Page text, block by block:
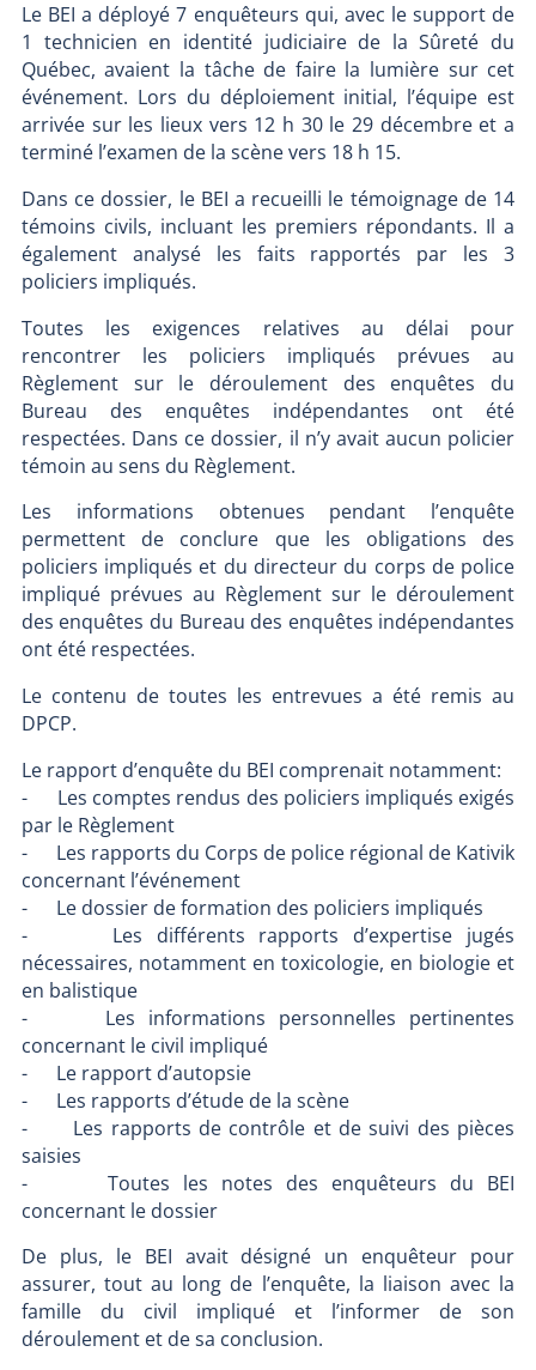
Le BEI a déployé 7 enquêteurs qui, avec le support de
1 technicien en identité judiciaire de la Sûreté du
Québec, avaient la tâche de faire la lumière sur cet
événement. Lors du déploiement initial, l’équipe est
arrivée sur les lieux vers 12 h 30 le 29 décembre et a
terminé l’examen de la scène vers 18 h 15.
Dans ce dossier, le BEI a recueilli le témoignage de 14
témoins civils, incluant les premiers répondants. Il a
également analysé les faits rapportés par les 3
policiers impliqués.
Toutes les exigences relatives au délai pour
rencontrer les policiers impliqués prévues au
Règlement sur le déroulement des enquêtes du
Bureau des enquêtes indépendantes ont été
respectées. Dans ce dossier, il n’y avait aucun policier
témoin au sens du Règlement.
Les informations obtenues pendant l’enquête
permettent de conclure que les obligations des
policiers impliqués et du directeur du corps de police
impliqué prévues au Règlement sur le déroulement
des enquêtes du Bureau des enquêtes indépendantes
ont été respectées.
Le contenu de toutes les entrevues a été remis au
DPCP.
Le rapport d’enquête du BEI comprenait notamment:
- Les comptes rendus des policiers impliqués exigés
par le Règlement
- Les rapports du Corps de police régional de Kativik
concernant l’événement
- Le dossier de formation des policiers impliqués
- Les différents rapports d’expertise jugés
nécessaires, notamment en toxicologie, en biologie et
en balistique
- Les informations personnelles pertinentes
concernant le civil impliqué
- Le rapport d’autopsie
- Les rapports d’étude de la scène
- Les rapports de contrôle et de suivi des pièces
saisies
- Toutes les notes des enquêteurs du BEI
concernant le dossier
De plus, le BEI avait désigné un enquêteur pour
assurer, tout au long de l’enquête, la liaison avec la
famille du civil impliqué et l’informer de son
déroulement et de sa conclusion.